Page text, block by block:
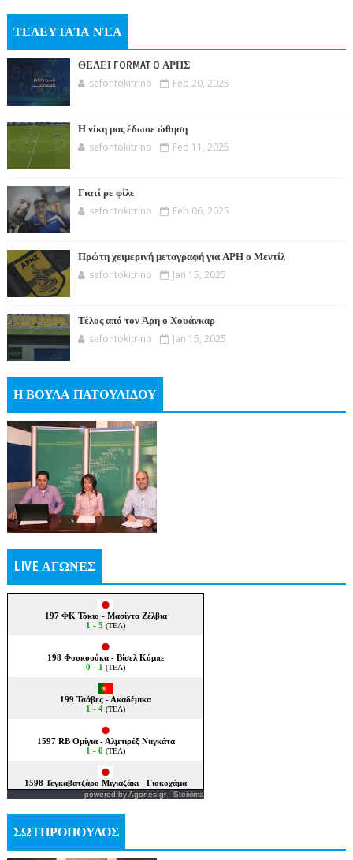
ΤΕΛΕΥΤΑΊΑ ΝΈΑ
ΘΕΛΕΙ FORMAT O ΑΡΗΣ
sefontokitrino Feb 20, 2025
Η νίκη μας έδωσε ώθηση
sefontokitrino Feb 11, 2025
Γιατί ρε φίλε
sefontokitrino Feb 06, 2025
Πρώτη χειμερινή μεταγραφή για ΑΡΗ ο Μεντίλ
sefontokitrino Jan 15, 2025
Τέλος από τον Άρη ο Χουάνκαρ
sefontokitrino Jan 15, 2025
Η ΒΟΥΛΑ ΠΑΤΟΥΛΙΔΟΥ
LIVE ΑΓΩΝΕΣ
powered byAgones.gr- Stoixima
ΣΩΤΗΡΟΠΟΥΛΟΣ